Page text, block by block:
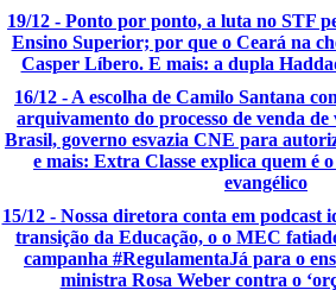
19/12 - Ponto por ponto, a luta no STF
Ensino Superior; por que o Ceará na
Casper Líbero. E mais: a dupla
16/12 - A escolha de Camilo Santana
arquivamento do processo de venda
Brasil, governo esvazia CNE para
e mais: Extra Classe explica quem é
evangélico
15/12 - Nossa diretora conta em podcast
transição da Educação, o o MEC
campanha #RegulamentaJá para o
ministra Rosa Weber contra o